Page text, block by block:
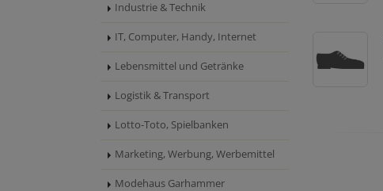
Industrie & Technik
IT, Computer, Handy, Internet
Lebensmittel und Getränke
Logistik & Transport
Lotto-Toto, Spielbanken
Marketing, Werbung, Werbemittel
Modehaus Garhammer